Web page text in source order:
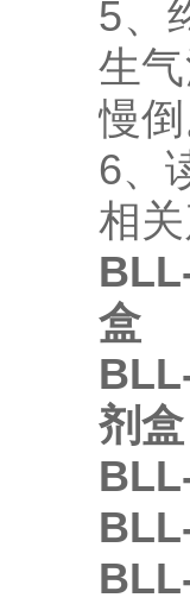
5、
生
慢
6、
相
盒
剂盒